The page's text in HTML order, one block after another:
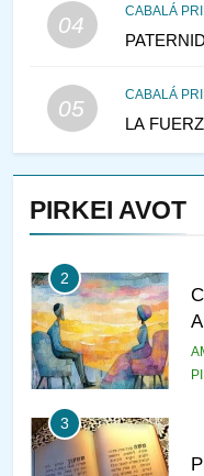
04
CABALÁ
05
CABALÁ
LA
PIRKEI AVOT
1
2
3